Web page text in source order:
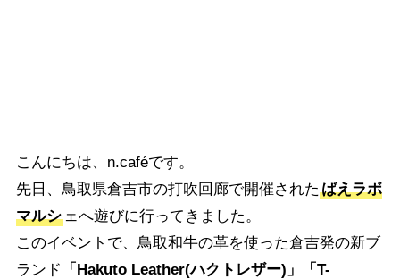
こんにちは、n.caféです。
先日、鳥取県倉吉市の打吹回廊で開催された ばえラボ
マルシェへ遊びに行ってきました。
このイベントで、鳥取和牛の革を使った倉吉発の新ブ
ランド
「Hakuto Leather(ハクトレザー)」「T-